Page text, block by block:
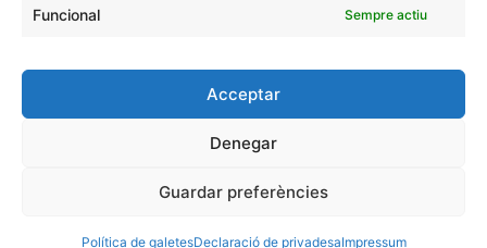
Funcional Sempre actiu
Acceptar
Denegar
Guardar preferències
Política de galetesDeclaració de privadesaImpressum
Protecció de Dades